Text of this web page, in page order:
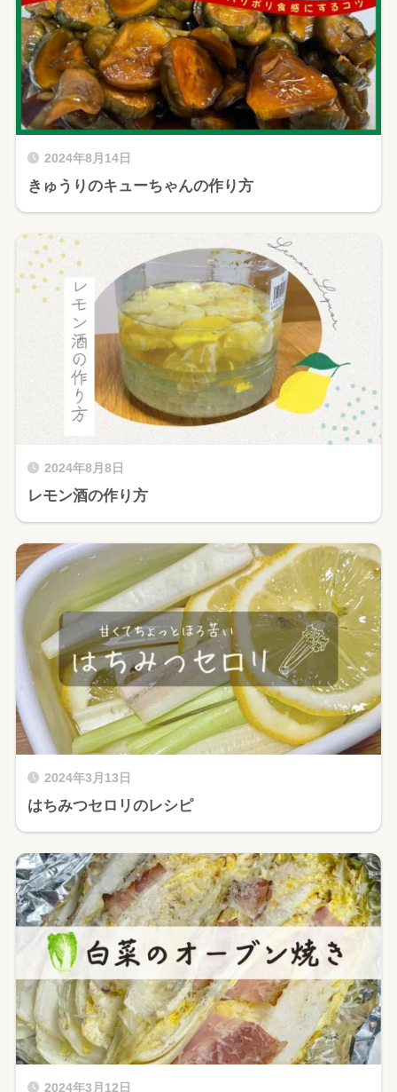
2024年8月14日
きゅうりのキューちゃんの作り方
2024年8月8日
レモン酒の作り方
2024年3月13日
はちみつセロリのレシピ
2024年3月12日